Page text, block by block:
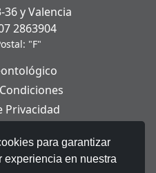
para garantizar
experiencia en nuestra
36 y Valencia
2863904
"F"
Privacidad
de Datos Personales